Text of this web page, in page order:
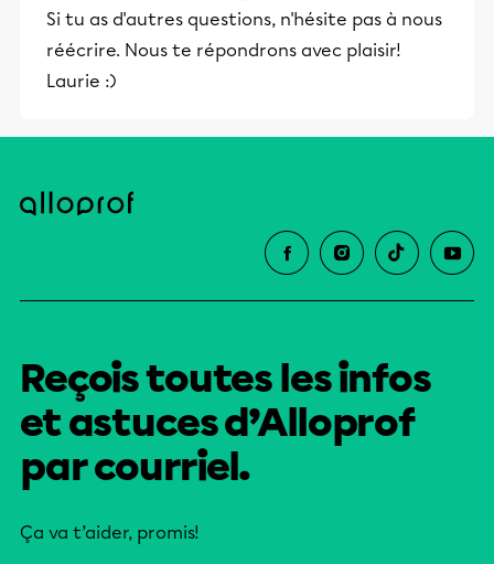
Si tu as d'autres questions, n'hésite pas à nous
réécrire. Nous te répondrons avec plaisir!
Laurie :)
Reçois toutes les infos
et astuces d’Alloprof
par courriel.
Ça va t’aider, promis!